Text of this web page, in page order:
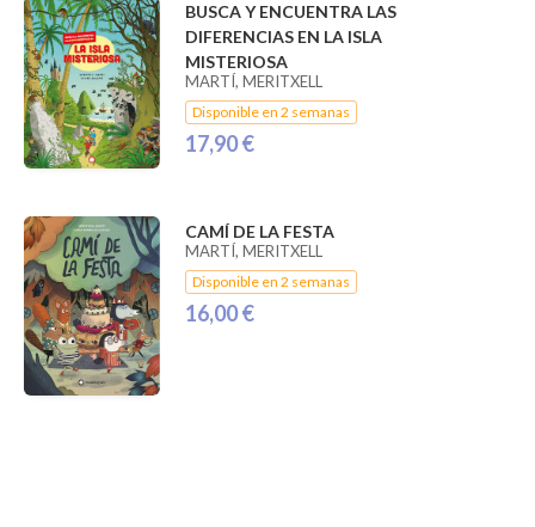
BUSCA Y ENCUENTRA LAS
DIFERENCIAS EN LA ISLA
MISTERIOSA
MARTÍ, MERITXELL
Disponible en 2 semanas
17,90 €
CAMÍ DE LA FESTA
MARTÍ, MERITXELL
Disponible en 2 semanas
16,00 €